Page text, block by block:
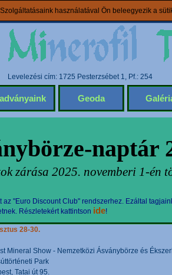
használatával Ön beleegyezik a
Levelezési cím: 1725 Pesterzsébet 1, Pf.: 254
Geoda
naptár
zárása 2025. novemberi 1-én
"Euro Discount Club" rendszerhez. Ezáltal
Részletekért kattintson ide!
28-30.
Mineral Show - Nemzetközi Ásványbörze és
Park
Tatai út 95.